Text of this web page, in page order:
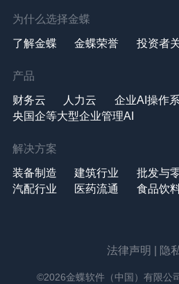
为什么选择金蝶
了解金蝶 金蝶荣誉 投资者
产品
财务云 人力云 企业AI操作
央国企等大型企业管理AI
解决方案
装备制造 建筑行业 批发与
汽配行业
医药流通 食品饮
法律声明 隐
©2026金蝶软件（中国）有限公